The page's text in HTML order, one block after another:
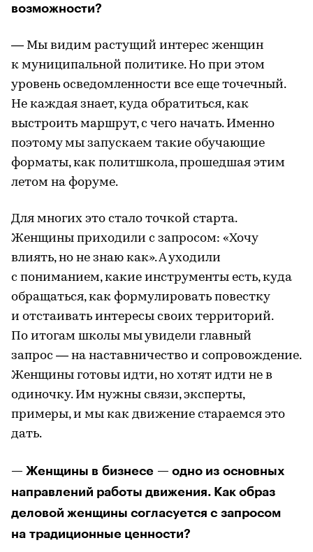
возможности?
— Мы видим растущий интерес женщин
к муниципальной политике. Но при этом
уровень осведомленности все еще точечный.
Не каждая знает, куда обратиться, как
выстроить маршрут, с чего начать. Именно
поэтому мы запускаем такие обучающие
форматы, как политшкола, прошедшая этим
летом на форуме.
Для многих это стало точкой старта.
Женщины приходили с запросом: «Хочу
влиять, но не знаю как». А уходили
с пониманием, какие инструменты есть, куда
обращаться, как формулировать повестку
и отстаивать интересы своих территорий.
По итогам школы мы увидели главный
запрос — на наставничество и сопровождение.
Женщины готовы идти, но хотят идти не в
одиночку. Им нужны связи, эксперты,
примеры, и мы как движение стараемся это
дать.
— Женщины в бизнесе — одно из основных
направлений работы движения. Как образ
деловой женщины согласуется с запросом
на традиционные ценности?